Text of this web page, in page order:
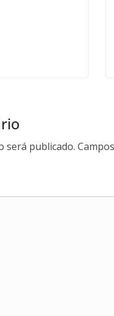
será publicado.